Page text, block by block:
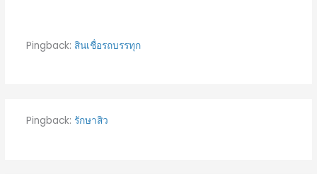
Pingback: สินเชื่อรถบรรทุก
Pingback: รักษาสิว